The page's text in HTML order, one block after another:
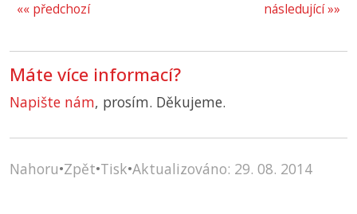
následující »»
«« předchozí
Máte více informací?
Napište nám, prosím. Děkujeme.
Nahoru•Zpět•Tisk•Aktualizováno: 29. 08. 2014